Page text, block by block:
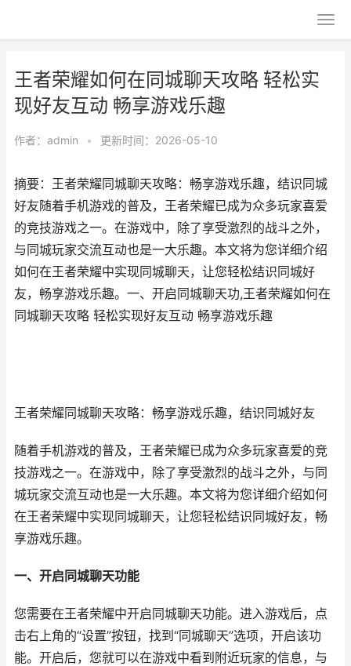
王者荣耀如何在同城聊天攻略 轻松实
现好友互动 畅享游戏乐趣
作者： admin • 更新时间：2026-05-10
摘要：王者荣耀同城聊天攻略：畅享游戏乐趣，结识同城
好友随着手机游戏的普及，王者荣耀已成为众多玩家喜爱
的竞技游戏之一。在游戏中，除了享受激烈的战斗之外，
与同城玩家交流互动也是一大乐趣。本文将为您详细介绍
如何在王者荣耀中实现同城聊天，让您轻松结识同城好
友，畅享游戏乐趣。一、开启同城聊天功,王者荣耀如何在
同城聊天攻略 轻松实现好友互动 畅享游戏乐趣
王者荣耀同城聊天攻略：畅享游戏乐趣，结识同城好友
随着手机游戏的普及，王者荣耀已成为众多玩家喜爱的竞
技游戏之一。在游戏中，除了享受激烈的战斗之外，与同
城玩家交流互动也是一大乐趣。本文将为您详细介绍如何
在王者荣耀中实现同城聊天，让您轻松结识同城好友，畅
享游戏乐趣。
一、开启同城聊天功能
您需要在王者荣耀中开启同城聊天功能。进入游戏后，点
击右上角的“设置”按钮，找到“同城聊天”选项，开启该功
能。开启后，您就可以在游戏中看到附近玩家的信息，与